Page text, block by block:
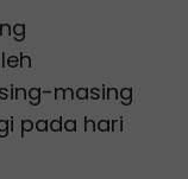
masing
pada hari